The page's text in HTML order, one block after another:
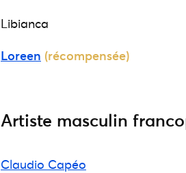
Libianca
Loreen (récompensée)
Artiste masculin
Claudio Capéo